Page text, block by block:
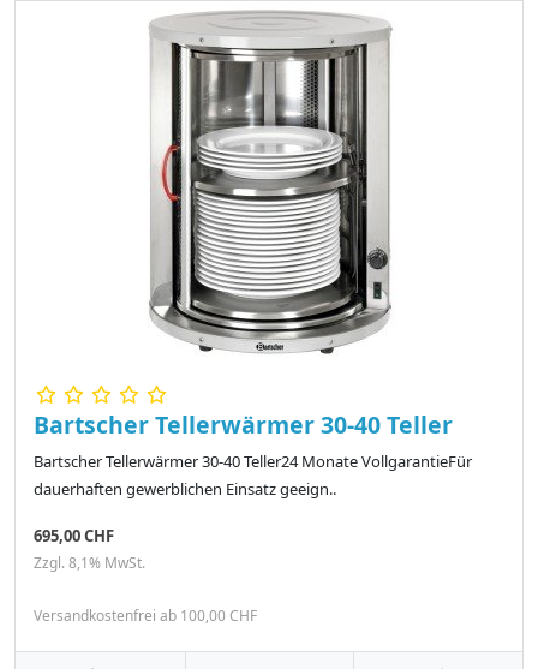
Bartscher Tellerwärmer 30-40 Teller
Bartscher Tellerwärmer 30-40 Teller24 Monate VollgarantieFür
dauerhaften gewerblichen Einsatz geeign..
695,00 CHF
Zzgl. 8,1% MwSt.
Versandkostenfrei ab 100,00 CHF